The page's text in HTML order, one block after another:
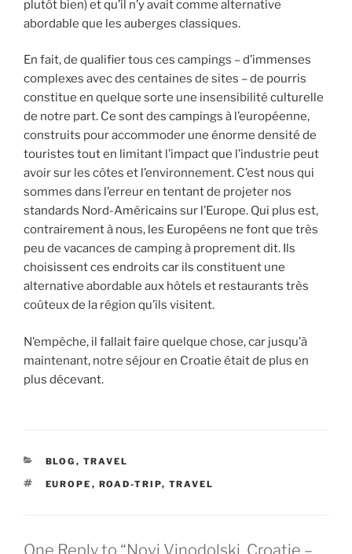
plutôt bien) et qu’il n’y avait comme alternative
abordable que les auberges classiques.
En fait, de qualifier tous ces campings – d’immenses
complexes avec des centaines de sites – de pourris
constitue en quelque sorte une insensibilité culturelle
de notre part. Ce sont des campings à l’européenne,
construits pour accommoder une énorme densité de
touristes tout en limitant l’impact que l’industrie peut
avoir sur les côtes et l’environnement. C’est nous qui
sommes dans l’erreur en tentant de projeter nos
standards Nord-Américains sur l’Europe. Qui plus est,
contrairement à nous, les Européens ne font que très
peu de vacances de camping à proprement dit. Ils
choisissent ces endroits car ils constituent une
alternative abordable aux hôtels et restaurants très
coûteux de la région qu’ils visitent.
N’empêche, il fallait faire quelque chose, car jusqu’à
maintenant, notre séjour en Croatie était de plus en
plus décevant.
CATEGORIES
BLOG , TRAVEL
TAGS
EUROPE , ROAD-TRIP, TRAVEL